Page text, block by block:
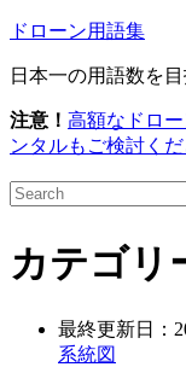
ドローン用語集
日本一の用語数を
注意！ 高額なドロ
ンタルもご検討くだ
カテゴリ
最終更新日：
系統図